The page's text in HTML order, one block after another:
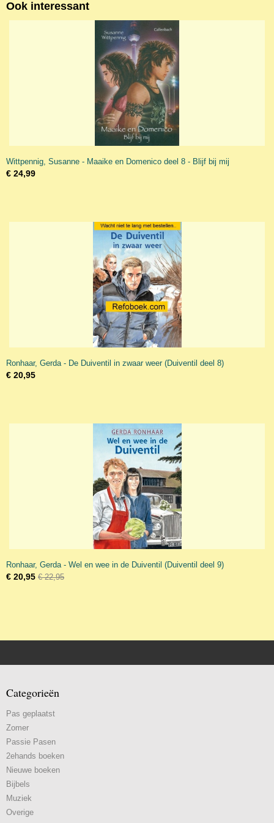
Ook interessant
Wittpennig, Susanne - Maaike en Domenico deel 8 - Blijf bij mij
€ 24,99
Ronhaar, Gerda - De Duiventil in zwaar weer (Duiventil deel 8)
€ 20,95
Ronhaar, Gerda - Wel en wee in de Duiventil (Duiventil deel 9)
€ 20,95 € 22,95
Categorieën
Pas geplaatst
Zomer
Passie Pasen
2ehands boeken
Nieuwe boeken
Bijbels
Muziek
Overige